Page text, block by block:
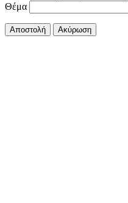
Θέμα
Αποστολή Ακύρωση